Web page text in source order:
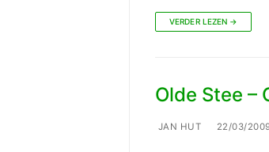
VERDER LEZEN →
Olde Stee –
JAN HUT 22/03/